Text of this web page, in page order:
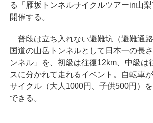
る「雁坂トンネルサイクルツアーin山
開催する。
普段は立ち入れない避難坑（避難通
国道の山岳トンネルとして日本一の長
ンネル」を、初級は往復12km、中級は
スに分かれて走れるイベント。自転車
サイクル（大人1000円、子供500円）
できる。